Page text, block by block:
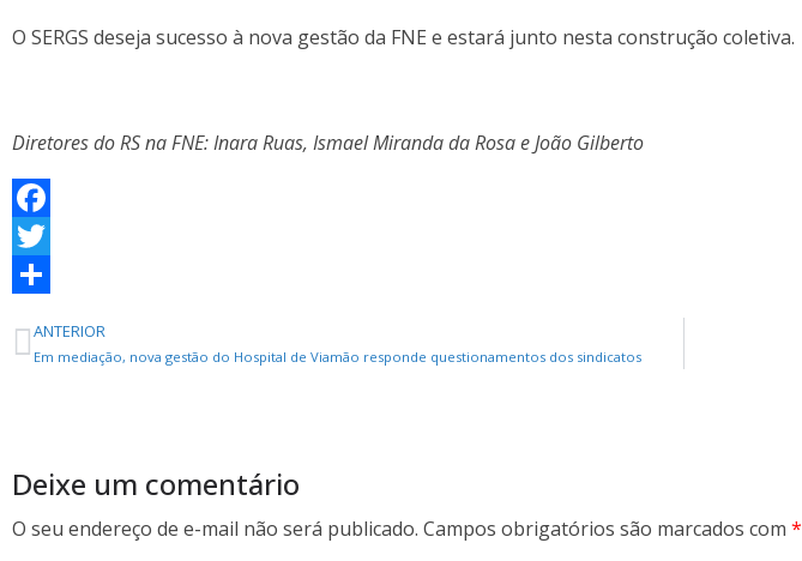
O SERGS deseja sucesso à nova gestão da FNE e estará junto nesta construção coletiva.
Diretores do RS na FNE: Inara Ruas, Ismael Miranda da Rosa e João Gilberto
F
a
e
T
ih
ANTERIOR
Em mediação, nova gestão do Hospital de Viamão responde questionamentos dos sindicatos
Deixe um comentário
O seu endereço de e-mail não será publicado. Campos obrigatórios são marcados com *